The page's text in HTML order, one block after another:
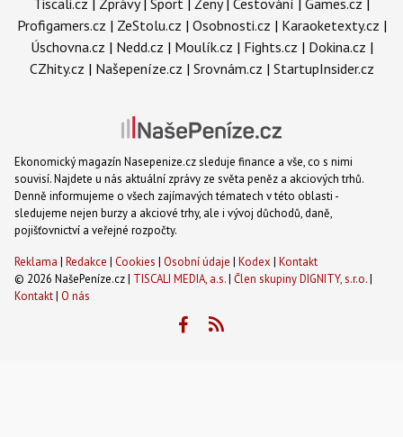
Profigamers.cz | ZeStolu.cz | Osobnosti.cz | Karaoketexty.cz |
Úschovna.cz | Nedd.cz | Moulík.cz | Fights.cz | Dokina.cz |
CZhity.cz | Našepeníze.cz | Srovnám.cz | StartupInsider.cz
Ekonomický magazín Nasepenize.cz sleduje finance a vše, co s nimi
souvisí. Najdete u nás aktuální zprávy ze světa peněz a akciových trhů.
Denně informujeme o všech zajímavých tématech v této oblasti -
sledujeme nejen burzy a akciové trhy, ale i vývoj důchodů, daně,
pojišťovnictví a veřejné rozpočty.
Reklama | Redakce | Cookies | Osobní údaje | Kodex | Kontakt
© 2026 NašePeníze.cz | TISCALI MEDIA, a.s.| Člen skupiny DIGNITY, s.r.o.|
Kontakt| O nás